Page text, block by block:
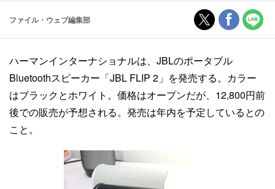
ファイル・ウェブ編集部
ハーマンインターナショナルは、JBLのポータブル
Bluetoothスピーカー「JBL FLIP 2」を発売する。カラー
はブラックとホワイト。価格はオープンだが、12,800円前
後での販売が予想される。発売は年内を予定しているとの
こと。